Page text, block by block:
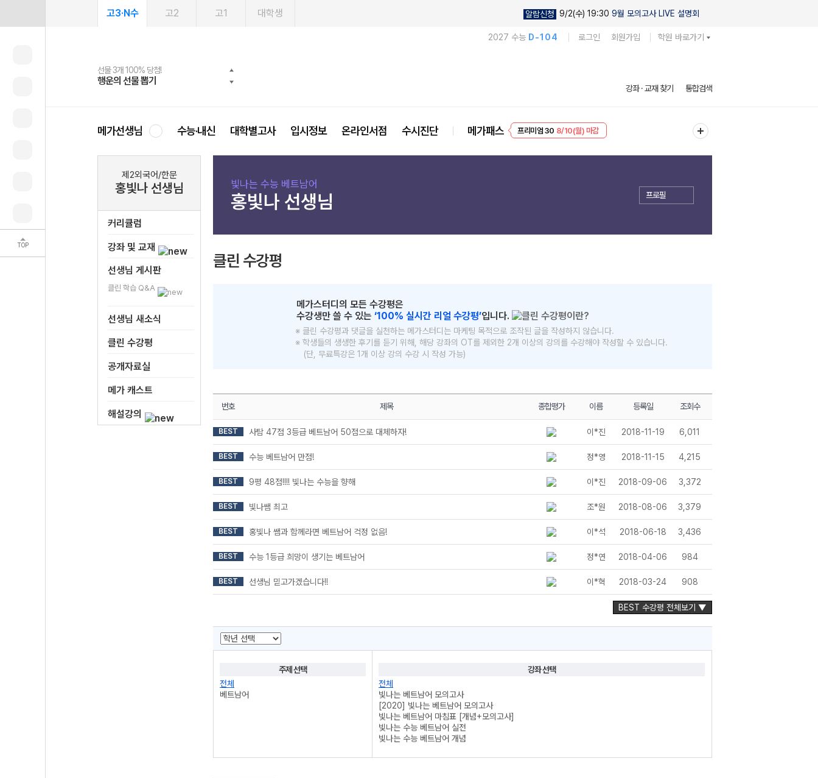
TOP
고3·N수 고2 고1 대학생 알람신청 9/2(수) 19:30 9월 모의고사 LIVE 설명회
2027 수능 D-104 로그인 회원가입 학원 바로가기
선물 3개 100% 당첨!
행운의 선물 뽑기
선물 100% 증정!
메가스터디 X 올리브
여름방학 스터디 캐시백
메가런 썸머스쿨
2027 러셀 단과
강사 공개선발
스마트러닝앱
설문 EVENT
메가패스
3일 무료 체험권
메가패스 수강생 무료혜택!
메가클럽 멤버십
사회공헌 캠페인
희망이룸 메가나눔
강좌 · 교재 찾기 통합검색
메가선생님 수능·내신 대학별고사 입시정보 온라인서점 수시진단 메가패스
프리미엄 30 8/10(월) 마감
제2외국어/한문
홍빛나 선생님
커리큘럼
강좌 및 교재
선생님 게시판
클린 학습 Q&A
선생님 새소식
클린 수강평
공개자료실
메가 캐스트
해설강의
빛나는 수능 베트남어
홍빛나 선생님 프로필
클린 수강평
메가스터디의 모든 수강평은
수강생만 쓸 수 있는 ‘100% 실시간 리얼 수강평’입니다.
※ 클린 수강평과 댓글을 실천하는 메가스터디는 마케팅 목적으로 조작된 글을 작성하지 않습니다.
※ 학생들의 생생한 후기를 듣기 위해, 해당 강좌의 OT를 제외한 2개 이상의 강의를 수강해야 작성할 수 있습니다.
(단, 무료특강은 1개 이상 강의 수강 시 작성 가능)
번호 제목 종합평가 이름 등록일 조회수
BEST 사탐 47점 3등급 베트남어 50점으로 대체하자! 이*진 2018-11-19 6,011
BEST 수능 베트남어 만점! 정*영 2018-11-15 4,215
BEST 9평 48점!!!! 빛나는 수능을 향해 이*진 2018-09-06 3,372
BEST 빛나쌤 최고 조*원 2018-08-06 3,379
BEST 홍빛나 쌤과 함께라면 베트남어 걱정 없음! 이*석 2018-06-18 3,436
BEST 수능 1등급 희망이 생기는 베트남어 정*연 2018-04-06 984
BEST 선생님 믿고가겠습니다!! 이*혁 2018-03-24 908
BEST 수강평 전체보기 ▼
주제 선택
전체
베트남어
강좌 선택
전체
빛나는 베트남어 모의고사
[2020] 빛나는 베트남어 모의고사
빛나는 베트남어 마침표 [개념+모의고사]
빛나는 수능 베트남어 실전
빛나는 수능 베트남어 개념